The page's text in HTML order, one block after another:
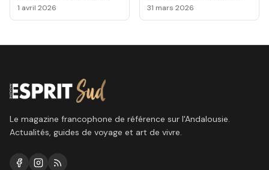
Málaga, voici le
programme !
1 avril 2026 31 mars 2026
Le magazine francophone de référence sur l'Andalousie.
Actualités, guides de voyage et art de vivre.